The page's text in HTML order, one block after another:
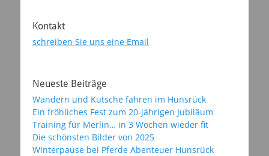
Kontakt
schreiben Sie uns eine Email
Neueste Beiträge
Wandern und Kutsche fahren im Hunsrück
Ein fröhliches Fest zum 20-jährigen Jubiläum
Training für Merlin… in 3 Wochen wieder fit
Die schönsten Bilder von 2025
Winterpause bei Pferde Abenteuer Hunsrück